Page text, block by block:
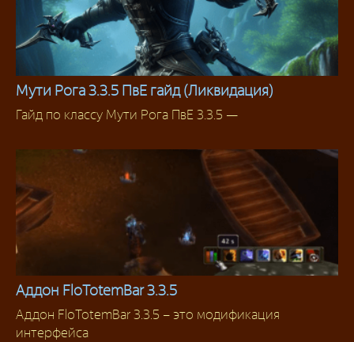
Разбойник
Мути Рога 3.3.5 ПвЕ гайд (Ликвидация)
Гайд по классу Мути Рога ПвЕ 3.3.5 —
Классовые аддоны
Аддон FloTotemBar 3.3.5
Аддон FloTotemBar 3.3.5 – это модификация
интерфейса